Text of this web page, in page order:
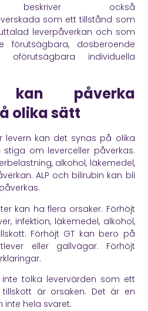
också
som ett tillstånd som
leverpåverkan och som
dosberoende
individuella
kan påverka
olika sätt
levern kan det synas på olika
stiga om leverceller påverkas.
alkohol, läkemedel,
ALP och bilirubin kan bli
kan ha flera orsaker. Förhöjt
infektion, läkemedel, alkohol,
Förhöjt GT kan bero på
eller gallvägar. Förhöjt
tolka levervärden som ett
är orsaken. Det är en
inte hela svaret.